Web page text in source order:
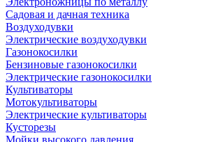
Садовая и дачная техника
Воздуходувки
Электрические воздуходувки
Газонокосилки
Бензиновые газонокосилки
Электрические газонокосилки
Культиваторы
Мотокультиваторы
Электрические культиваторы
Кусторезы
Мойки высокого давления